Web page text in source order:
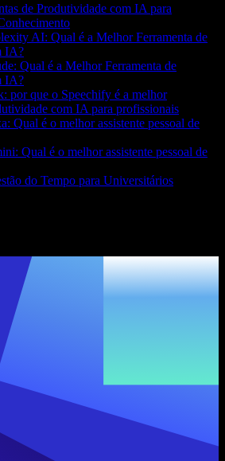
de Produtividade com IA para
AI: Qual é a Melhor Ferramenta de
IA?
Qual é a Melhor Ferramenta de
IA?
por que o Speechify é a melhor
com IA para profissionais
Qual é o melhor assistente pessoal de
Qual é o melhor assistente pessoal de
do Tempo para Universitários